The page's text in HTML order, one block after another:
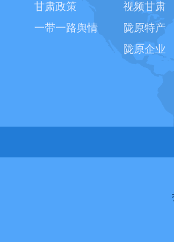
甘肃政策
一带一路舆情
视频甘肃
陇原特产
陇原企业